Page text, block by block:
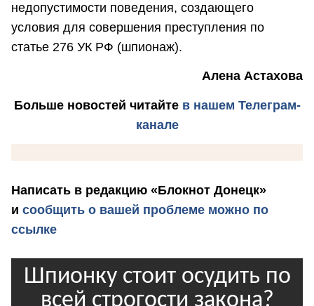
недопустимости поведения, создающего
условия для совершения преступления по
статье 276 УК РФ (шпионаж).
Алена Астахова
Больше новостей читайте в нашем Телеграм-
канале
Написать в редакцию «Блокнот Донецк»
и сообщить о вашей проблеме можно по
ссылке